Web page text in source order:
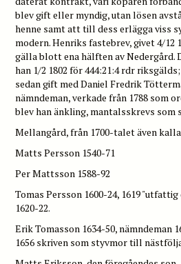
blev gift eller myndig, utan lösen
henne samt att till dess erlägga viss
modern. Henriks fastebrev, givet 4/12
gälla blott ena hälften av Nedergård.
han 1/2 1802 för 444:21:4 rdr
sedan gift med Daniel Fredrik
nämndeman, verkade från 1788 som
blev han änkling, mantalsskrevs som
Mellangård, från 1700-talet även
Matts Persson 1540-71
Per Mattsson 1588-92
Tomas Persson 1600-24, 1619
1620-22.
Erik Tomasson 1634-50, nämndeman
1656 skriven som styvmor till